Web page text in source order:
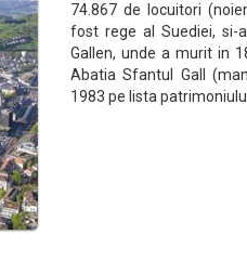
74.867 de locuitori
fost rege al Suediei, si-
Gallen, unde a murit in
Abatia Sfantul Gall
1983 pe lista